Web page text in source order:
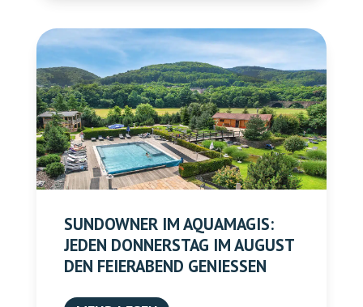
SUNDOWNER IM AQUAMAGIS:
JEDEN DONNERSTAG IM AUGUST
DEN FEIERABEND GENIESSEN